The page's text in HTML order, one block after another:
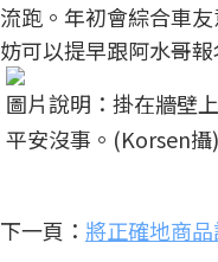
流跑。年初會綜合車
妨可以提早跟阿水哥報
圖片說明：掛在牆壁
平安沒事。(Korsen攝)
下一頁： 將正確地商